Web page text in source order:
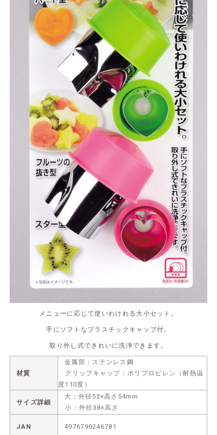
メニューに応じて使いわけれる大小セット。
手にソフトなプラスチックキャップ付。
取り外し式できれいに洗浄できます。
材質
金属部：ステンレス鋼
グリップキャップ：ポリプロピレン（耐熱温
度110度）
サイズ詳細
大：外径53×高さ54mm
小：外径38×高さ
JAN 4976790246781